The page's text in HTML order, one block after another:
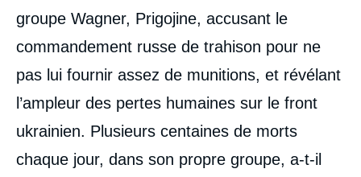
groupe Wagner, Prigojine, accusant le
commandement russe de trahison pour ne
pas lui fournir assez de munitions, et révélant
l’ampleur des pertes humaines sur le front
ukrainien. Plusieurs centaines de morts
chaque jour, dans son propre groupe, a-t-il